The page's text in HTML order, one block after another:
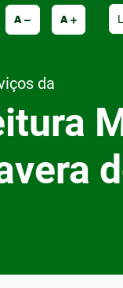
A A
da